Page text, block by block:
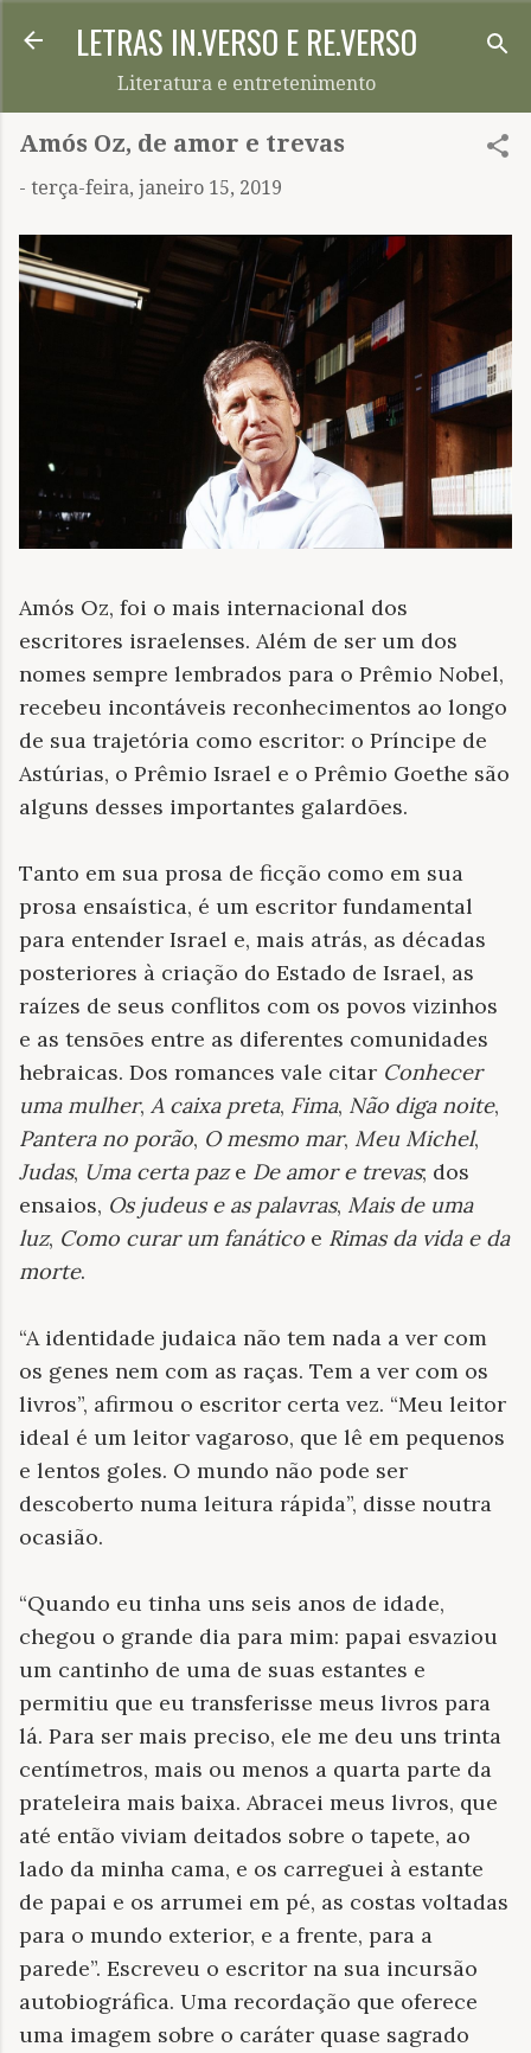
Pular para o conteúdo principal
LETRAS IN.VERSO E RE.VERSO
Literatura e entretenimento
Amós Oz, de amor e trevas
- terça-feira, janeiro 15, 2019
Amós Oz, foi o mais internacional dos
escritores israelenses. Além de ser um dos
nomes sempre lembrados para o Prêmio Nobel,
recebeu incontáveis reconhecimentos ao longo
de sua trajetória como escritor: o Príncipe de
Astúrias, o Prêmio Israel e o Prêmio Goethe são
alguns desses importantes galardões.
Tanto em sua prosa de ficção como em sua
prosa ensaística, é um escritor fundamental
para entender Israel e, mais atrás, as décadas
posteriores à criação do Estado de Israel, as
raízes de seus conflitos com os povos vizinhos
e as tensões entre as diferentes comunidades
hebraicas. Dos romances vale citar Conhecer
uma mulher, A caixa preta, Fima, Não diga noite,
Pantera no porão, O mesmo mar, Meu Michel,
Judas, Uma certa paze De amor e trevas; dos
ensaios, Os judeus e as palavras, Mais de uma
luz, Como curar um fanático e Rimas da vida e da
morte.
“A identidade judaica não tem nada a ver com
os genes nem com as raças. Tem a ver com os
livros”, afirmou o escritor certa vez. “Meu leitor
ideal é um leitor vagaroso, que lê em pequenos
e lentos goles. O mundo não pode ser
descoberto numa leitura rápida”, disse noutra
ocasião.
“Quando eu tinha uns seis anos de idade,
chegou o grande dia para mim: papai esvaziou
um cantinho de uma de suas estantes e
permitiu que eu transferisse meus livros para
lá. Para ser mais preciso, ele me deu uns trinta
centímetros, mais ou menos a quarta parte da
prateleira mais baixa. Abracei meus livros, que
até então viviam deitados sobre o tapete, ao
lado da minha cama, e os carreguei à estante
de papai e os arrumei em pé, as costas voltadas
para o mundo exterior, e a frente, para a
parede”. Escreveu o escritor na sua incursão
autobiográfica. Uma recordação que oferece
uma imagem sobre o caráter quase sagrado